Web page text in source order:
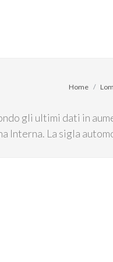
gli ultimi dati in
Interna. La sigla
Home